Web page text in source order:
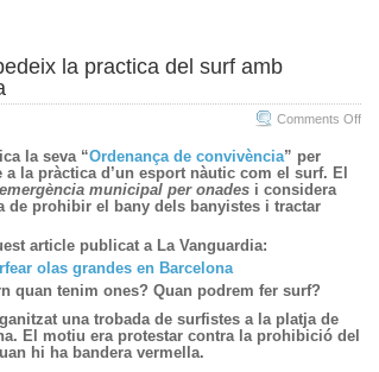
la practica del surf amb
Comments Offon
la seva “Ordenança de convivència” per
la pràctica d’un esport nàutic com el surf. El
municipal per onades i considera
de prohibir el bany dels banyistes i tractar
article publicat a La Vanguardia:
olas grandes en Barcelona
quan tenim ones? Quan podrem fer surf?
una trobada de surfistes a la platja de
El motiu era protestar contra la prohibició del
hi ha bandera vermella.